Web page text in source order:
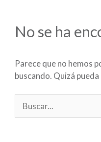
No se ha
Parece que no hemos
buscando. Quizá